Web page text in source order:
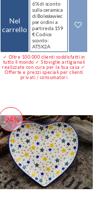
Nel
carrello
6% di sconto
sulla ceramica
di Bolesławiec
per ordini a
partire da 159
€ Codice
sconto:
AT5X2A
✓ Oltre 100.000 clienti soddisfatti in
tutto il mondo ✓ Stoviglie artigianali
realizzate con cura per la tua casa ✓
Offerte e prezzi speciali per clienti
privati / consumatori
-24%